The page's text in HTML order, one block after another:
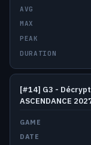
[#14] G3 -
ASCENDANCE